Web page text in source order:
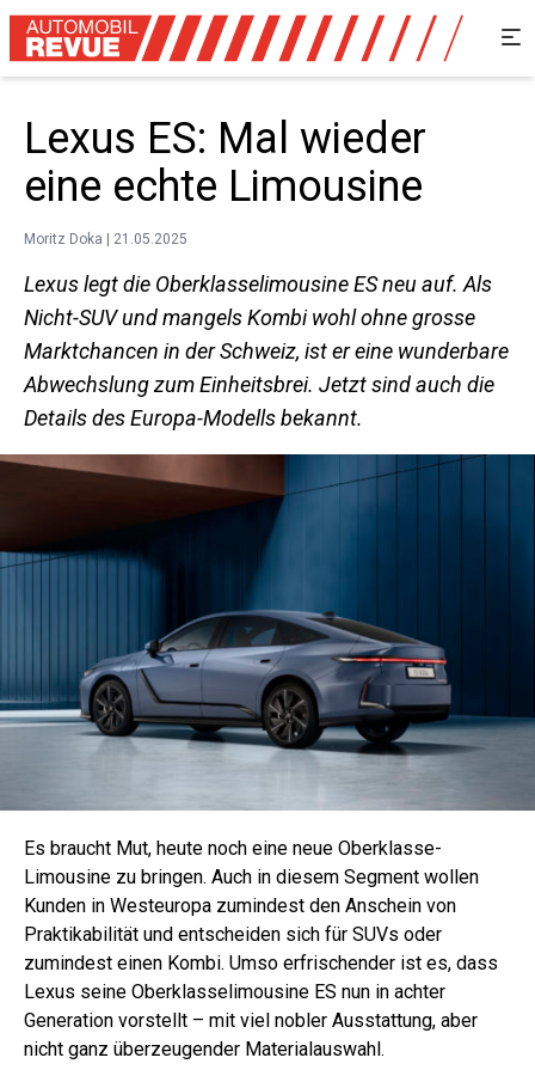
Lexus ES: Mal wieder
eine echte Limousine
Moritz Doka | 21.05.2025
Lexus legt die Oberklasselimousine ES neu auf. Als
Nicht-SUV und mangels Kombi wohl ohne grosse
Marktchancen in der Schweiz, ist er eine wunderbare
Abwechslung zum Einheitsbrei. Jetzt sind auch die
Details des Europa-Modells bekannt.
Es braucht Mut, heute noch eine neue Oberklasse-
Limousine zu bringen. Auch in diesem Segment wollen
Kunden in Westeuropa zumindest den Anschein von
Praktikabilität und entscheiden sich für SUVs oder
zumindest einen Kombi. Umso erfrischender ist es, dass
Lexus seine Oberklasselimousine ES nun in achter
Generation vorstellt – mit viel nobler Ausstattung, aber
nicht ganz überzeugender Materialauswahl.